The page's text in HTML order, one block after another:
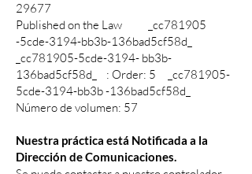
29677
Published on the Law _cc781905
-5cde-3194-bb3b-136bad5cf58d_
_cc781905-5cde-3194- bb3b-
136bad5cf58d_ : Order: 5 _cc781905-
5cde-3194-bb3b -136bad5cf58d_
Número de volumen: 57
Nuestra práctica está Notificada a la
Dirección de Comunicaciones.